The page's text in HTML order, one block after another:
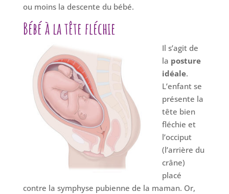
ou moins la descente du bébé.
Bébé à la tête fléchie
Il s’agit de
la posture
idéale.
L’enfant se
présente la
tête bien
fléchie et
l’occiput
(l’arrière du
crâne)
placé
contre la symphyse pubienne de la maman. Or,